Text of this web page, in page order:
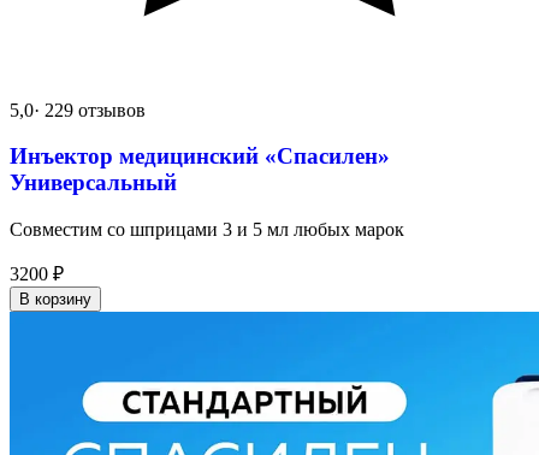
5,0· 229 отзывов
Инъектор медицинский «Спасилен»
Универсальный
Совместим со шприцами 3 и 5 мл любых марок
3200 ₽
В корзину